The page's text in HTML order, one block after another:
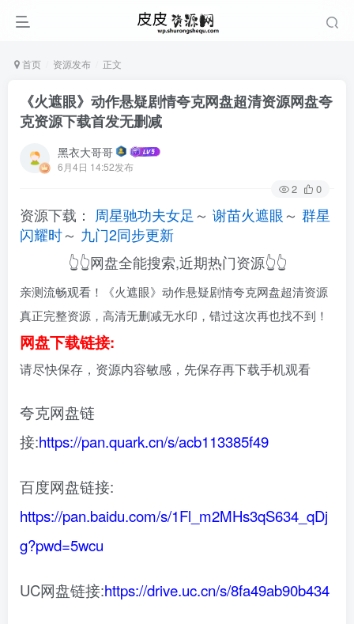
首页 资源发布 正文
《火遮眼》动作悬疑剧情夸克网盘超清资源网盘夸
克资源下载首发无删减
黑衣大哥哥
6月4日 14:52发布
2 0
资源下载： 周星驰功夫女足 ～ 谢苗火遮眼～ 群星
闪耀时～ 九门2同步更新
👆👆网盘全能搜索,近期热门资源👆👆
亲测流畅观看！《火遮眼》动作悬疑剧情夸克网盘超清资源
真正完整资源，高清无删减无水印，错过这次再也找不到！
网盘下载链接:
请尽快保存，资源内容敏感，先保存再下载手机观看
夸克网盘链
接:https://pan.quark.cn/s/acb113385f49
百度网盘链接:
https://pan.baidu.com/s/1Fl_m2MHs3qS634_qDj
g?pwd=5wcu
UC网盘链接:https://drive.uc.cn/s/8fa49ab90b434